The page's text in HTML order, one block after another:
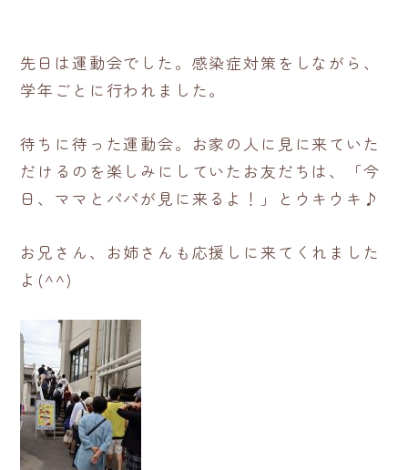
先日は運動会でした。感染症対策をしながら、
学年ごとに行われました。
待ちに待った運動会。お家の人に見に来ていた
だけるのを楽しみにしていたお友だちは、「今
日、ママとパパが見に来るよ！」とウキウキ♪
お兄さん、お姉さんも応援しに来てくれました
よ(^^)